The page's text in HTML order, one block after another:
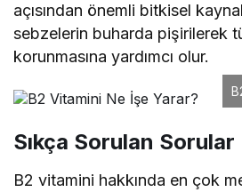
açısından önemli bitkisel
sebzelerin buharda pişirilerek
korunmasına yardımcı olur.
Sıkça Sorulan Sorular
B2 vitamini hakkında en çok